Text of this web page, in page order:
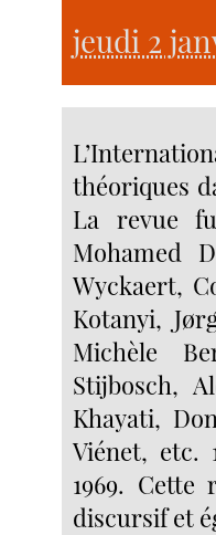
jeudi 2
théoriques
La revue
Mohamed
Wyckaert,
Kotanyi,
Michèle
Stijbosch,
Khayati,
Viénet, etc.
1969.
discursif et